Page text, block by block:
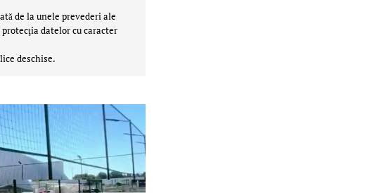
de la unele prevederi ale
datelor cu caracter
deschise.